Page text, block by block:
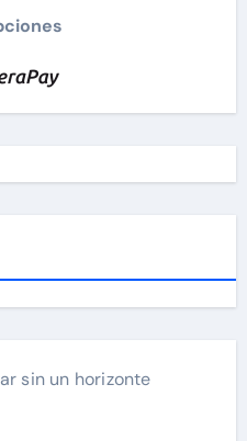
sin un horizonte